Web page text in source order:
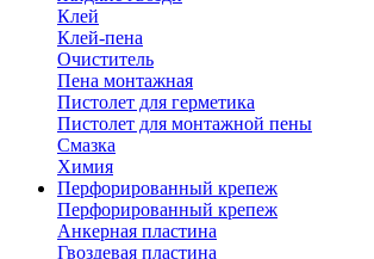
Клей
Клей-пена
Очиститель
Пена монтажная
Пистолет для герметика
Пистолет для монтажной пены
Смазка
Химия
Перфорированный крепеж
Перфорированный крепеж
Анкерная пластина
Гвоздевая пластина